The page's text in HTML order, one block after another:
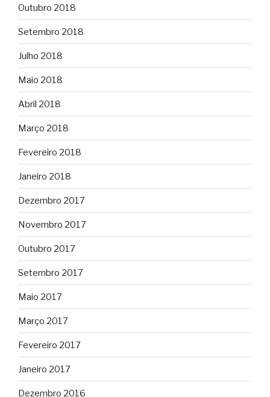
Outubro 2018
Setembro 2018
Julho 2018
Maio 2018
Abril 2018
Março 2018
Fevereiro 2018
Janeiro 2018
Dezembro 2017
Novembro 2017
Outubro 2017
Setembro 2017
Maio 2017
Março 2017
Fevereiro 2017
Janeiro 2017
Dezembro 2016